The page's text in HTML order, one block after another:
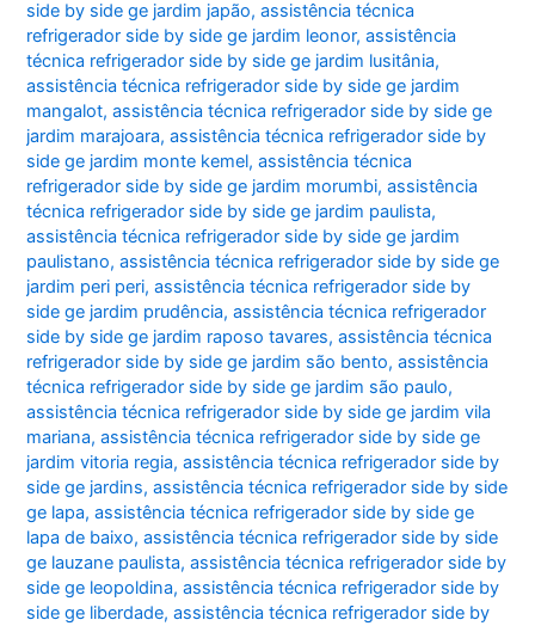
side by side ge jardim japão,assistência técnica
refrigerador side by side ge jardim leonor,assistência
técnica refrigerador side by side ge jardim lusitânia,
assistência técnica refrigerador side by side ge jardim
mangalot,assistência técnica refrigerador side by side ge
jardim marajoara,assistência técnica refrigerador side by
side ge jardim monte kemel,assistência técnica
refrigerador side by side ge jardim morumbi,assistência
técnica refrigerador side by side ge jardim paulista,
assistência técnica refrigerador side by side ge jardim
paulistano,assistência técnica refrigerador side by side ge
jardim peri peri,assistência técnica refrigerador side by
side ge jardim prudência,assistência técnica refrigerador
side by side ge jardim raposo tavares,assistência técnica
refrigerador side by side ge jardim são bento,assistência
técnica refrigerador side by side ge jardim são paulo,
assistência técnica refrigerador side by side ge jardim vila
mariana,assistência técnica refrigerador side by side ge
jardim vitoria regia,assistência técnica refrigerador side by
side ge jardins,assistência técnica refrigerador side by side
ge lapa,assistência técnica refrigerador side by side ge
lapa de baixo,assistência técnica refrigerador side by side
ge lauzane paulista,assistência técnica refrigerador side by
side ge leopoldina,assistência técnica refrigerador side by
side ge liberdade,assistência técnica refrigerador side by